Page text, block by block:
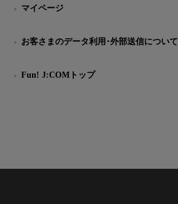
マイページ
お客さまのデータ利用･外部送信について
Fun! J:COMトップ